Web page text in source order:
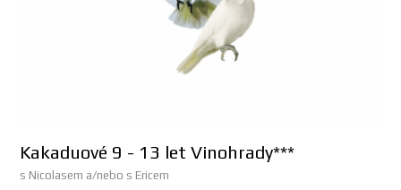
Kakaduové 9 - 13 let Vinohrady***
s Nicolasem a/nebo s Ericem